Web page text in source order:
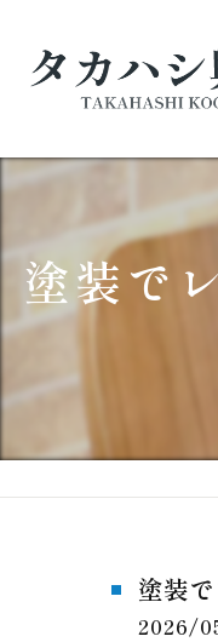
塗装で
塗装
2026/